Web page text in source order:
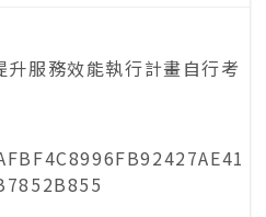
服務效能執行計畫自行考